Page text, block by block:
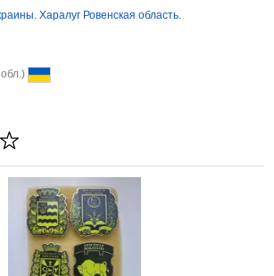
Харалуг Ровенская область.